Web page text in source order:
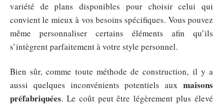
variété de plans disponibles pour choisir celui qui
convient le mieux à vos besoins spécifiques. Vous pouvez
même personnaliser certains éléments afin qu’ils
s’intègrent parfaitement à votre style personnel.
Bien sûr, comme toute méthode de construction, il y a
aussi quelques inconvénients potentiels aux maisons
préfabriquées. Le coût peut être légèrement plus élevé